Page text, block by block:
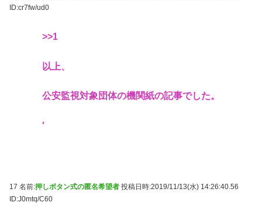
ID:cr7fw/ud0
>>1
以上、
公安監視対象団体の機関紙の記事でした。
'
17 名前:押しボタン式の匿名希望者 投稿日時:2019/11/13(水) 14:26:40.56
ID:J0mtq/C60